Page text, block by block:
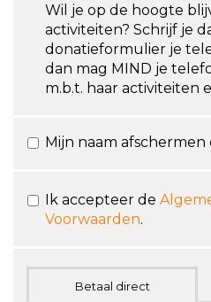
Wil je op de hoogte
activiteiten? Schrijf je
donatieformulier je
dan mag MIND je
m.b.t. haar activiteiten
Mijn naam afschermen
Ik accepteer de
Voorwaarden.
Betaal direct